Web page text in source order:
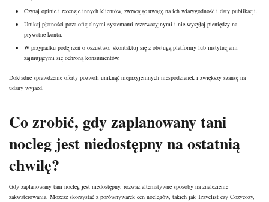
Czytaj opinie i recenzje innych klientów, zwracając uwagę na ich wiarygodność i daty publikacji.
Unikaj płatności poza oficjalnymi systemami rezerwacyjnymi i nie wysyłaj pieniędzy na
prywatne konta.
W przypadku podejrzeń o oszustwo, skontaktuj się z obsługą platformy lub instytucjami
zajmującymi się ochroną konsumentów.
Dokładne sprawdzenie oferty pozwoli uniknąć nieprzyjemnych niespodzianek i zwiększy szansę na
udany wyjazd.
Co zrobić, gdy zaplanowany tani
nocleg jest niedostępny na ostatnią
chwilę?
Gdy zaplanowany tani nocleg jest niedostępny, rozważ alternatywne sposoby na znalezienie
zakwaterowania. Możesz skorzystać z porównywarek cen noclegów, takich jak Travelist czy Cozycozy,